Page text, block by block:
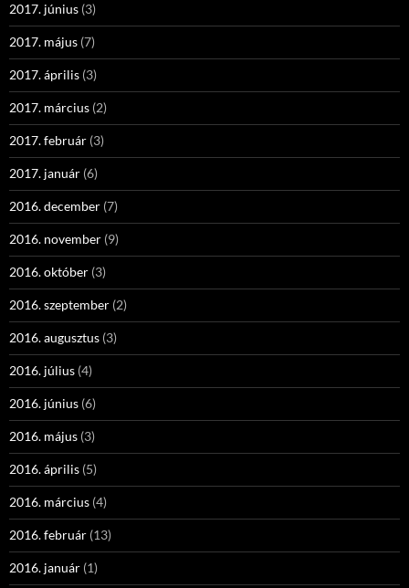
2017. június (3)
2017. május (7)
2017. április (3)
2017. március (2)
2017. február (3)
2017. január (6)
2016. december (7)
2016. november (9)
2016. október (3)
2016. szeptember (2)
2016. augusztus (3)
2016. július (4)
2016. június (6)
2016. május (3)
2016. április (5)
2016. március (4)
2016. február (13)
2016. január (1)